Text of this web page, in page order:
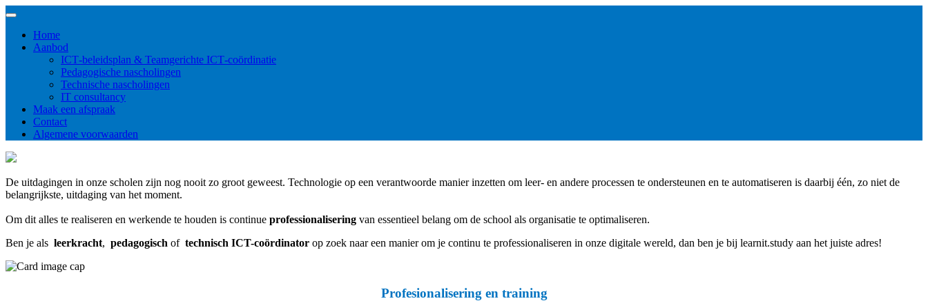
Home
Aanbod
ICT‑beleidsplan & Teamgerichte ICT‑coördinatie
Pedagogische nascholingen
Technische nascholingen
IT consultancy
Maak een afspraak
Contact
Algemene voorwaarden
De uitdagingen in onze scholen zijn nog nooit zo groot geweest. Technologie op een verantwoorde manier inzetten om leer- en andere processen te ondersteunen en te automatiseren is daarbij één, zo niet de
belangrijkste, uitdaging van het moment.
Om dit alles te realiseren en werkende te houden is continue professionalisering van essentieel belang om de school als organisatie te optimaliseren.
Ben je als leerkracht, pedagogisch of technisch ICT-coördinator op zoek naar een manier om je continu te professionaliseren in onze digitale wereld, dan ben je bij learnit.study aan het juiste adres!
Profesionalisering en training